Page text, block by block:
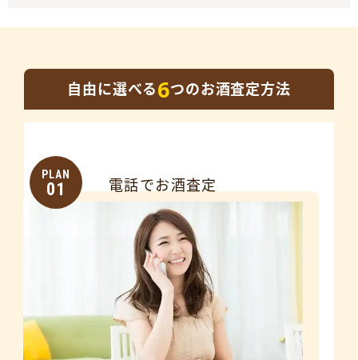
自由に選べる6つのお酒査定方法
PLAN
01 電話でお酒査定